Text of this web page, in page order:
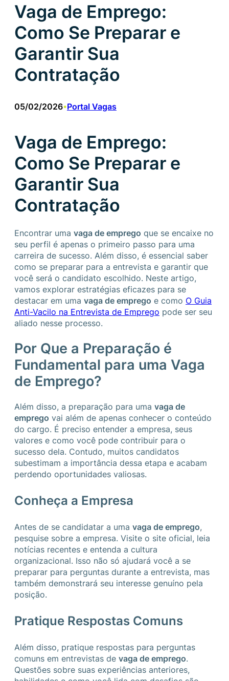
Vaga de Emprego:
Como Se Preparar e
Garantir Sua
Contratação
05/02/2026•Portal Vagas
Vaga de Emprego:
Como Se Preparar e
Garantir Sua
Contratação
Encontrar uma vaga de emprego que se encaixe no
seu perfil é apenas o primeiro passo para uma
carreira de sucesso. Além disso, é essencial saber
como se preparar para a entrevista e garantir que
você será o candidato escolhido. Neste artigo,
vamos explorar estratégias eficazes para se
destacar em uma vaga de emprego e como O Guia
Anti-Vacilo na Entrevista de Emprego pode ser seu
aliado nesse processo.
Por Que a Preparação é
Fundamental para uma Vaga
de Emprego?
Além disso, a preparação para uma vaga de
emprego vai além de apenas conhecer o conteúdo
do cargo. É preciso entender a empresa, seus
valores e como você pode contribuir para o
sucesso dela. Contudo, muitos candidatos
subestimam a importância dessa etapa e acabam
perdendo oportunidades valiosas.
Conheça a Empresa
Antes de se candidatar a uma vaga de emprego,
pesquise sobre a empresa. Visite o site oficial, leia
notícias recentes e entenda a cultura
organizacional. Isso não só ajudará você a se
preparar para perguntas durante a entrevista, mas
também demonstrará seu interesse genuíno pela
posição.
Pratique Respostas Comuns
Além disso, pratique respostas para perguntas
comuns em entrevistas de vaga de emprego.
Questões sobre suas experiências anteriores,